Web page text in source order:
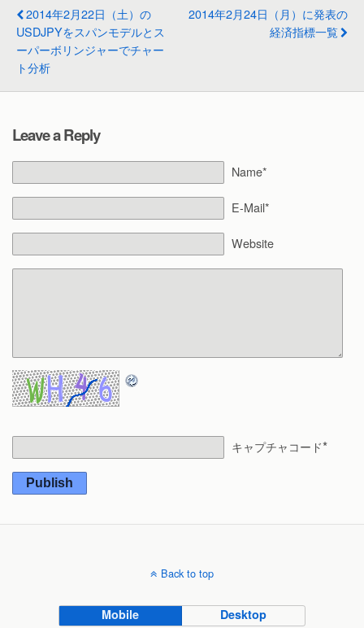
2014年2月22日（土）の
USDJPYをスパンモデルとス
ーパーボリンジャーでチャー
ト分析
2014年2月24日（月）に発表の
経済指標一覧
Leave a Reply
Name*
E-Mail*
Website
キャプチャコード*
Publish
Back to top
Mobile Desktop